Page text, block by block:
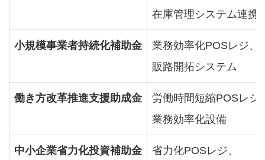
在庫管理システム連携
小規模事業者持続化補助金
業務効率化POSレジ、
販路開拓システム
働き方改革推進支援助成金
労働時間短縮POSレジ
業務効率化設備
中小企業省力化投資補助金
省力化POSレジ、